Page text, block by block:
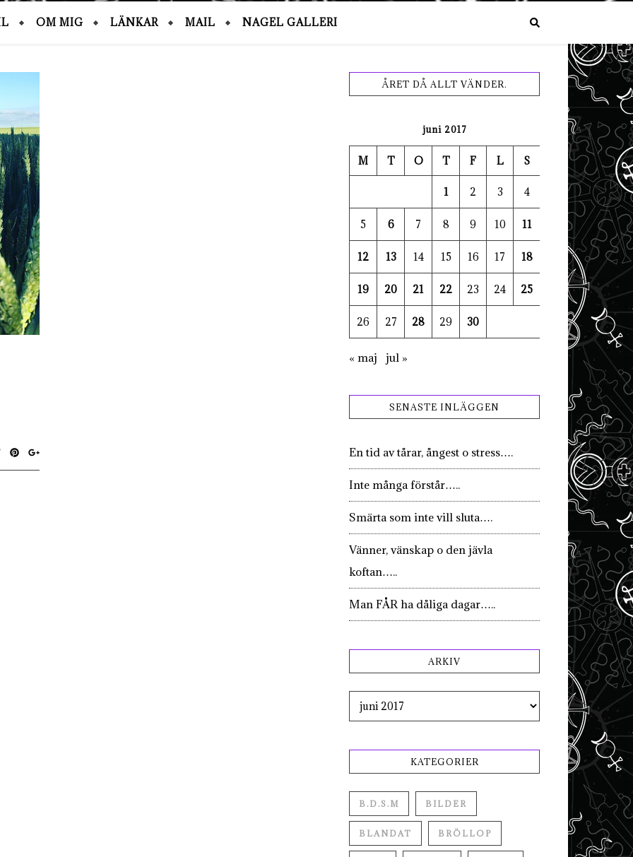
OM MIG LÄNKAR MAIL NAGEL GALLERI
ÅRET DÅ ALLT VÄNDER.
juni 2017
M T O T F L S
1 2 3 4
5 6 7 8 9 10 11
12 13 14 15 16 17 18
19 20 21 22 23 24 25
26 27 28 29 30
« maj jul »
SENASTE INLÄGGEN
En tid av tårar, ångest o stress….
Inte många förstår…..
Smärta som inte vill sluta….
Vänner, vänskap o den jävla
koftan…..
Man FÅR ha dåliga dagar…..
ARKIV
Arkiv
KATEGORIER
B.D.S.M BILDER
BLANDAT BRÖLLOP